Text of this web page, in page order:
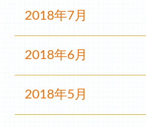
2018年7月
2018年6月
2018年5月